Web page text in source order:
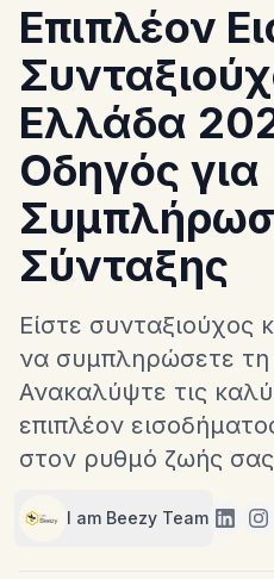
Επιπλέον
Ελλάδα
Οδηγός για
Σύνταξης
Είστε συνταξιούχος
να συμπληρώσετε
Ανακαλύψτε τις
επιπλέον
στον ρυθμό ζωής
I am Beezy Team